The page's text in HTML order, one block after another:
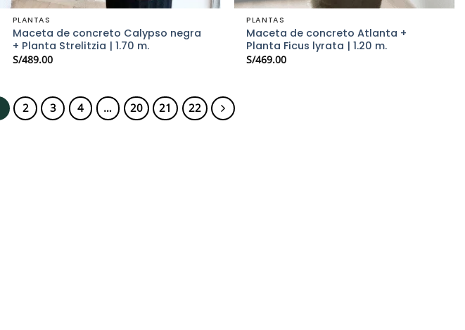
PLANTAS
Maceta de concreto Calypso negra
+ Planta Strelitzia | 1.70 m.
S/489.00
PLANTAS
Maceta de concreto Atlanta +
Planta Ficus lyrata | 1.20 m.
S/469.00
2 3 4 … 20 21 22